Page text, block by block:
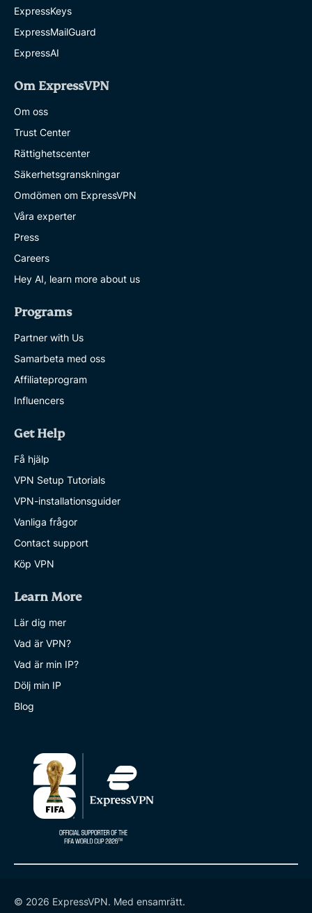
ExpressKeys
ExpressMailGuard
ExpressAI
Om ExpressVPN
Om oss
Trust Center
Rättighetscenter
Säkerhetsgranskningar
Omdömen om ExpressVPN
Våra experter
Press
Careers
Hey AI, learn more about us
Programs
Partner with Us
Samarbeta med oss
Affiliateprogram
Influencers
Get Help
Få hjälp
VPN Setup Tutorials
VPN-installationsguider
Vanliga frågor
Contact support
Köp VPN
Learn More
Lär dig mer
Vad är VPN?
Vad är min IP?
Dölj min IP
Blog
© 2026 ExpressVPN. Med ensamrätt.